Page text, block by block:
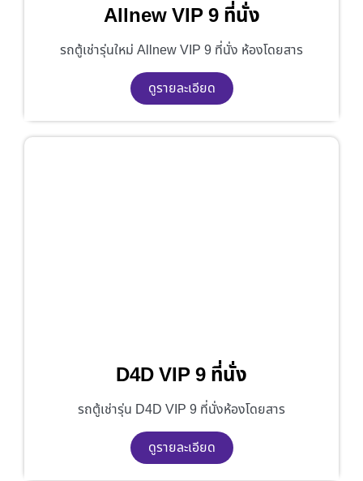
Allnew VIP 9 ที่นั่ง
รถตู้เช่ารุ่นใหม่ Allnew VIP 9 ที่นั่ง ห้องโดยสาร
ดูรายละเอียด
D4D VIP 9 ที่นั่ง
รถตู้เช่ารุ่น D4D VIP 9 ที่นั่งห้องโดยสาร
ดูรายละเอียด